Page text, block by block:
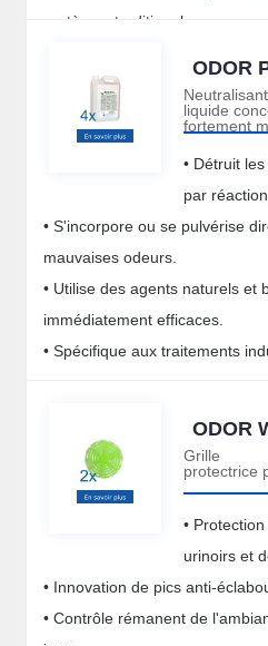
systèmes traditionels.
ODOR
Neutralisant
liquide
fortement
• Détruit
par
• S'incorpore ou se pulvérise
mauvaises odeurs.
• Utilise des agents naturels et
immédiatement efficaces.
• Spécifique aux traitements
ODOR
Grille
protectrice
•
urinoirs et
• Innovation de pics anti-
• Contrôle rémanent de